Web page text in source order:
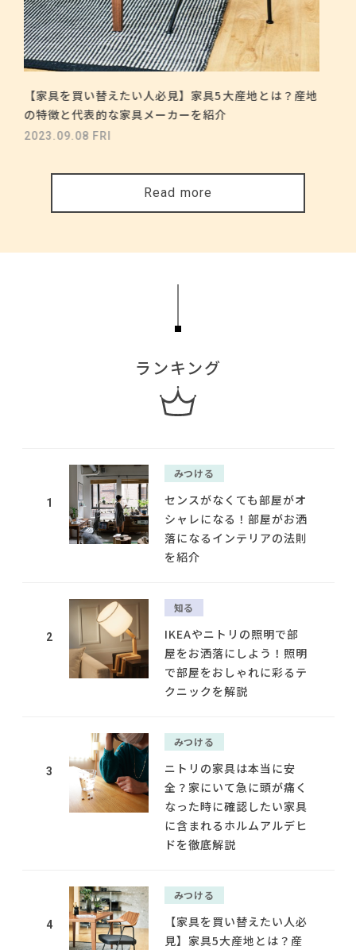
【家具を買い替えたい人必見】家具5大産地とは？産地
の特徴と代表的な家具メーカーを紹介
2023.09.08 FRI
Read more
ランキング
1
みつける
センスがなくても部屋がオ
シャレになる！部屋がお洒
落になるインテリアの法則
を紹介
2
知る
IKEAやニトリの照明で部
屋をお洒落にしよう！照明
で部屋をおしゃれに彩るテ
クニックを解説
3
みつける
ニトリの家具は本当に安
全？家にいて急に頭が痛く
なった時に確認したい家具
に含まれるホルムアルデヒ
ドを徹底解説
4
みつける
【家具を買い替えたい人必
見】家具5大産地とは？産